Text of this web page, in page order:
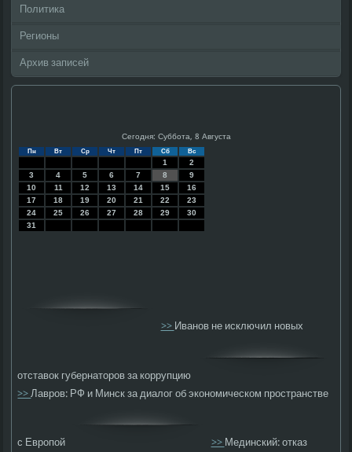
Политика
Регионы
Архив записей
Сегодня: Суббота, 8 Августа
Пн Вт Ср Чт Пт Сб Вс
1
2
3
4 5 6 7 8
9
10
11 12 13 14 15
16
17
18 19 20 21 22
23
24
25 26 27 28 29
30
31
>>Иванов не исключил новых
отставок губернаторов за коррупцию
>>Лавров: РФ и Минск за диалог об экономическом пространстве
с Европой >>Мединский: отказ